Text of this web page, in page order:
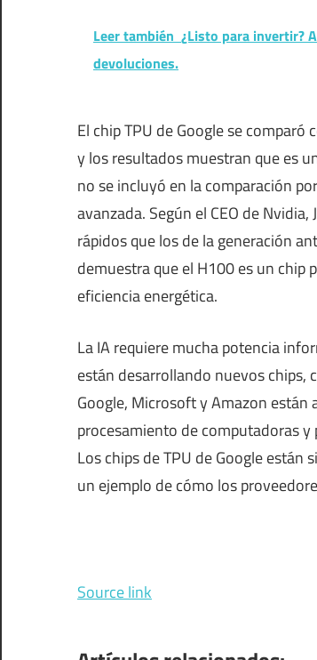
Leer también ¿Listo para invertir?
devoluciones.
El chip TPU de Google se
y los resultados muestran que es
no se incluyó en la comparación
avanzada. Según el CEO de
rápidos que los de la generación
demuestra que el H100 es un chip
eficiencia energética.
La IA requiere mucha potencia
están desarrollando nuevos chips,
Google, Microsoft y Amazon están
procesamiento de computadoras
Los chips de TPU de Google
un ejemplo de cómo los
Source link